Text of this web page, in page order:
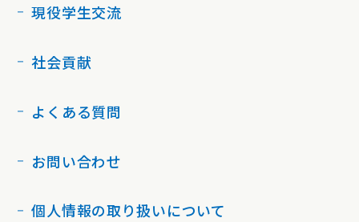
現役学生交流
社会貢献
よくある質問
お問い合わせ
個人情報の取り扱いについて